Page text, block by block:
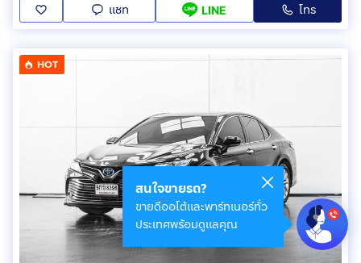
แชท LINE โทร
HOT
สนใจขายรถ?
ขายดีออโต้และพาร์ทเนอร์ทั่ว
ประเทศพร้อมดูแลคุณ